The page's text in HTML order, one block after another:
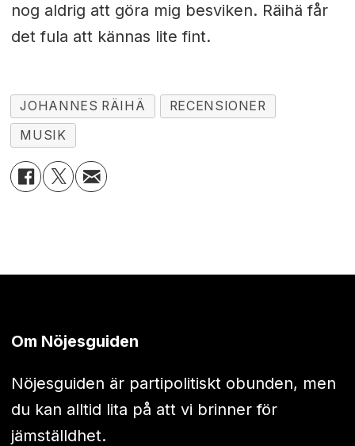
nog aldrig att göra mig besviken. Räihä får
det fula att kännas lite fint.
JOHANNES RÄIHÄ
RECENSIONER
MUSIK
Om Nöjesguiden
Nöjesguiden är partipolitiskt obunden, men
du kan alltid lita på att vi brinner för
jämställdhet.